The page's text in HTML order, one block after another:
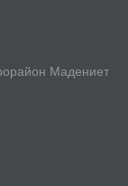
Мадениет